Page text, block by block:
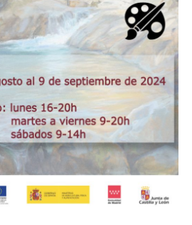
i
s
t
a
s
d
e
E